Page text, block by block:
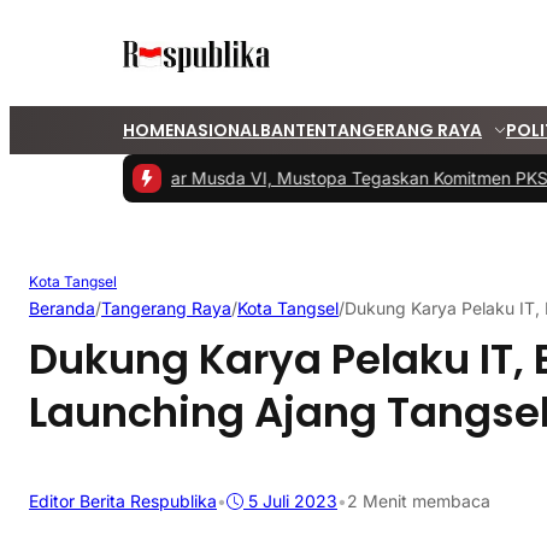
HOMENASIONALBANTENTANGERANG RAYA
PKS Tangsel Gelar Musda VI, Mustopa Tegaskan Komitmen PKS
Kota Tangsel
Beranda/Tangerang Raya/Kota Tangsel/Dukung Karya Pelaku IT,
Dukung Karya Pelaku IT,
Launching Ajang
Editor Berita Respublika• 5 Juli 2023•2 Menit membaca